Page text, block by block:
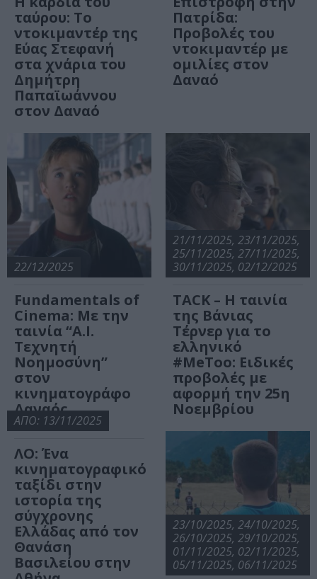
ταύρου: Το
ντοκιμαντέρ της
Εύας Στεφανή
στα χνάρια του
Δημήτρη
Παπαϊωάννου
στον Δαναό
Πατρίδα:
Προβολές του
ντοκιμαντέρ με
ομιλίες στον
Δαναό
22/12/2025
Fundamentals of
Cinema: Με την
ταινία “A.I.
Τεχνητή
Νοημοσύνη”
στον
κινηματογράφο
Δαναός
21/11/2025, 23/11/2025,
25/11/2025, 27/11/2025,
30/11/2025, 02/12/2025
TACK – Η ταινία
της Βάνιας
Τέρνερ για το
ελληνικό
#MeToo: Ειδικές
προβολές με
αφορμή την 25η
Νοεμβρίου
ΑΠΟ: 13/11/2025
ΛΟ: Ένα
κινηματογραφικό
ταξίδι στην
ιστορία της
σύγχρονης
Ελλάδας από τον
Θανάση
Βασιλείου στην
23/10/2025, 24/10/2025,
26/10/2025, 29/10/2025,
01/11/2025, 02/11/2025,
05/11/2025, 06/11/2025